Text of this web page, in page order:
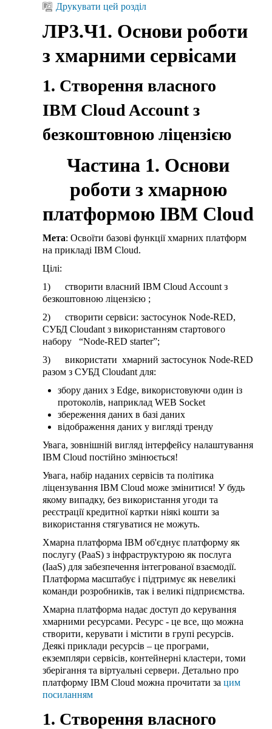
Друкувати цей розділ
ЛР3.Ч1. Основи роботи
з хмарними сервісами
1. Створення власного
IBM Cloud Account з
безкоштовною ліцензією
Частина 1. Основи
роботи з хмарною
платформою IBM Cloud
Мета: Освоїти базові функції хмарних платформ
на прикладі IBM Cloud.
Цілі:
1) створити власний IBM Cloud Account з
безкоштовною ліцензією ;
2) створити сервіси: застосунок Node-RED,
СУБД Cloudant з використанням стартового
набору “Node-RED starter”;
3) використати хмарний застосунок Node-RED
разом з СУБД Cloudant для:
збору даних з Edge, використовуючи один із
протоколів, наприклад WEB Socket
збереження даних в базі даних
відображення даних у вигляді тренду
Увага, зовнішній вигляд інтерфейсу налаштування
IBM Cloud постійно змінюється!
Увага, набір наданих сервісів та політика
ліцензування IBM Cloud може змінитися! У будь
якому випадку, без використання угоди та
реєстрації кредитної картки ніякі кошти за
використання стягуватися не можуть.
Хмарна платформа IBM об'єднує платформу як
послугу (PaaS) з інфраструктурою як послуга
(IaaS) для забезпечення інтегрованої взаємодії.
Платформа масштабує і підтримує як невеликі
команди розробників, так і великі підприємства.
Хмарна платформа надає доступ до керування
хмарними ресурсами. Ресурс - це все, що можна
створити, керувати і містити в групі ресурсів.
Деякі приклади ресурсів – це програми,
екземпляри сервісів, контейнерні кластери, томи
зберігання та віртуальні сервери. Детально про
платформу IBM Cloud можна прочитати за цим
посиланням
1. Створення власного